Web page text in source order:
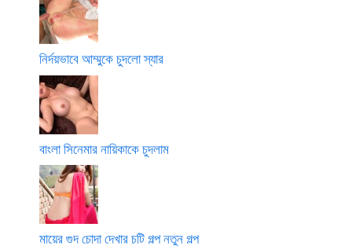
নির্দয়ভাবে আম্মুকে চুদলো স্যার
বাংলা সিনেমার নায়িকাকে চুদলাম
মায়ের গুদ চোদা দেখার চটি গল্প নতুন গল্প